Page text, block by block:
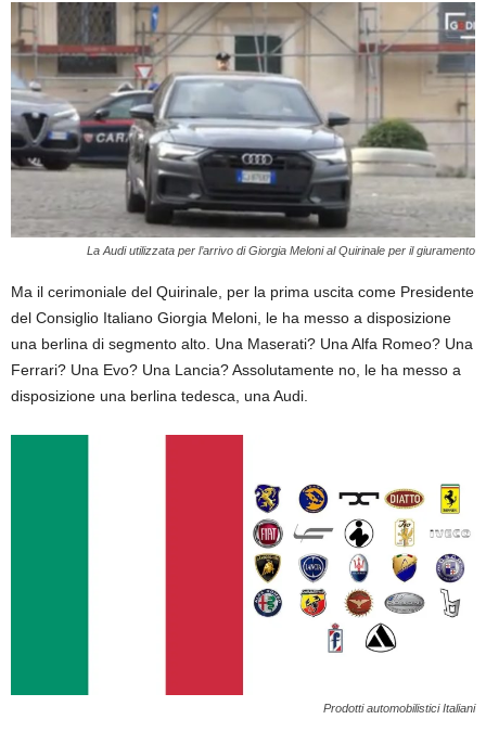
La Audi utilizzata per l’arrivo di Giorgia Meloni al Quirinale per il giuramento
Ma il cerimoniale del Quirinale, per la prima uscita come Presidente
del Consiglio Italiano Giorgia Meloni, le ha messo a disposizione
una berlina di segmento alto. Una Maserati? Una Alfa Romeo? Una
Ferrari? Una Evo? Una Lancia? Assolutamente no, le ha messo a
disposizione una berlina tedesca, una Audi.
Prodotti automobilistici Italiani